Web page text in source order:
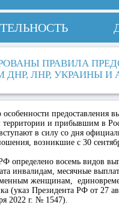
ПРАВИЛА
ДНР, ЛНР, УКРАИНЫ
особенности
и прибывшим в
в силу со дня
возникшие с 30
восемь видов
инвалидам, месячные
женщинам,
(указ Президента РФ от 27
2022 г. № 1547).